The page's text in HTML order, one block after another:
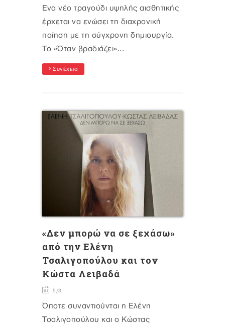
Ένα νέο τραγούδι υψηλής αισθητικής
έρχεται να ενώσει τη διαχρονική
ποίηση με τη σύγχρονη δημιουργία.
Το «Όταν βραδιάζει»...
Συνέχεια
«Δεν μπορώ να σε ξεχάσω»
από την Ελένη
Τσαλιγοπούλου και τον
Κώστα Λειβαδά
5/3
Όποτε συναντιούνται η Ελένη
Τσαλιγοπούλου και ο Κώστας